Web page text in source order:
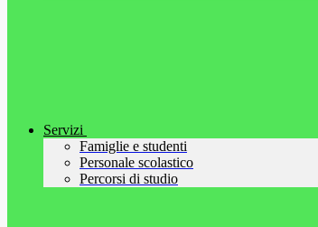
Servizi
Famiglie e studenti
Personale scolastico
Percorsi di studio